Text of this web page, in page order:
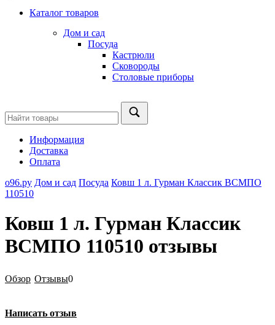
Каталог товаров
Дом и сад
Посуда
Кастрюли
Сковороды
Столовые приборы
Информация
Доставка
Оплата
о96.ру Дом и сад Посуда Ковш 1 л. Гурман Классик ВСМПО
110510
Ковш 1 л. Гурман Классик
ВСМПО 110510 отзывы
Обзор Отзывы0
Написать отзыв